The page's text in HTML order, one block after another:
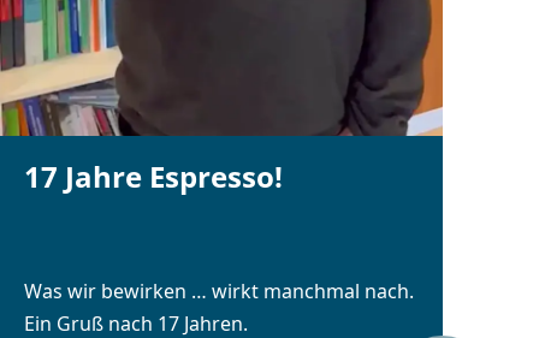
17 Jahre Espresso!
Was wir bewirken … wirkt manchmal nach.
Ein Gruß nach 17 Jahren.